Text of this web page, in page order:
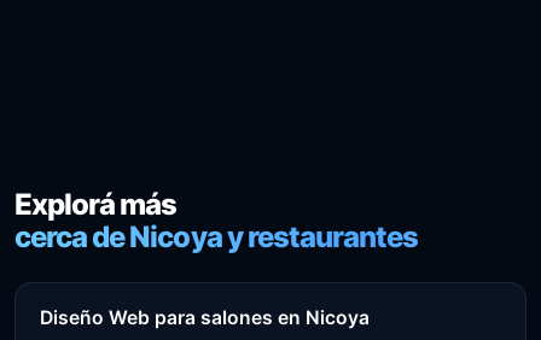
Explorá más
cerca de Nicoya y restaurantes
Diseño Web para salones en Nicoya